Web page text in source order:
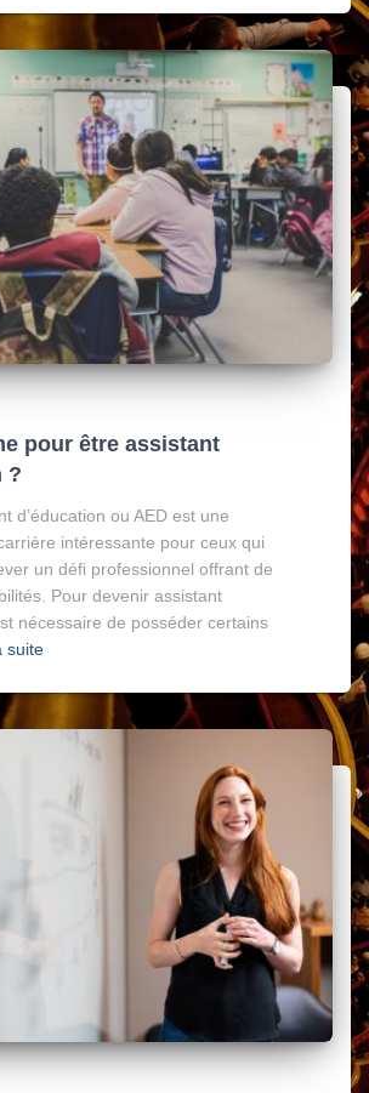
pour être assistant
?
d’éducation ou AED est une
intéressante pour ceux qui
un défi professionnel offrant de
Pour devenir assistant
nécessaire de posséder certains
suite